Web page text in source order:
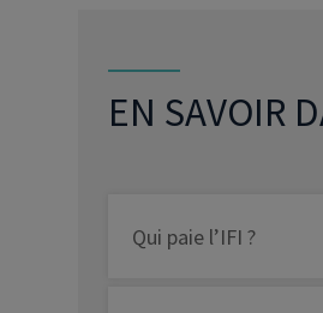
EN SAVOIR
Qui paie l’IFI ?